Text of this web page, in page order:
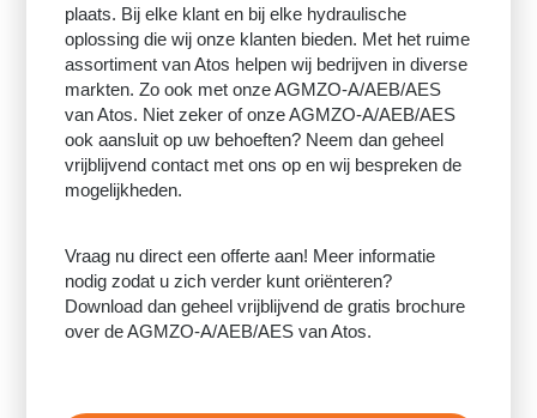
plaats. Bij elke klant en bij elke hydraulische
oplossing die wij onze klanten bieden. Met het ruime
assortiment van Atos helpen wij bedrijven in diverse
markten. Zo ook met onze AGMZO-A/AEB/AES
van Atos. Niet zeker of onze AGMZO-A/AEB/AES
ook aansluit op uw behoeften? Neem dan geheel
vrijblijvend contact met ons op en wij bespreken de
mogelijkheden.
Vraag nu direct een offerte aan! Meer informatie
nodig zodat u zich verder kunt oriënteren?
Download dan geheel vrijblijvend de gratis brochure
over de AGMZO-A/AEB/AES van Atos.